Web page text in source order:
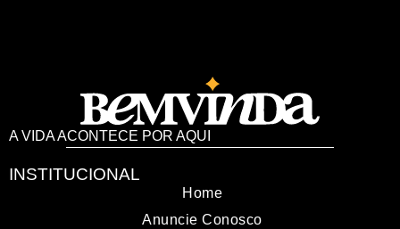
A VIDA ACONTECE POR AQUI
INSTITUCIONAL
Home
Anuncie Conosco